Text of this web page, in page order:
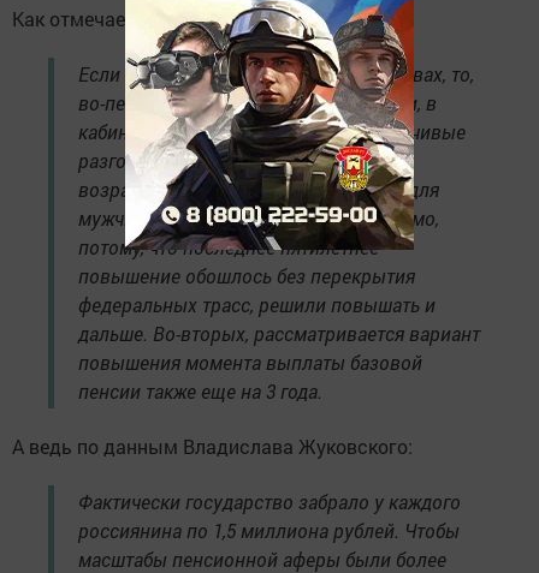
Как отмечает экономист:
Если говорить о ближайших инициативах, то,
во-первых, сейчас в коридорах власти, в
кабинетах «единороссов» ходят устойчивые
разговоры о повышении пенсионного
возраста еще на три года — до 68 лет для
мужчин и до 63 лет для женщин. Видимо,
потому, что последнее пятилетнее
повышение обошлось без перекрытия
федеральных трасс, решили повышать и
дальше. Во-вторых, рассматривается вариант
повышения момента выплаты базовой
пенсии также еще на 3 года.
А ведь по данным Владислава Жуковского:
Фактически государство забрало у каждого
россиянина по 1,5 миллиона рублей. Чтобы
масштабы пенсионной аферы были более